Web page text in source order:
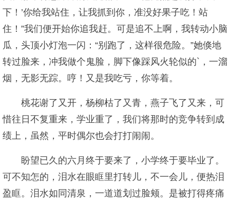
下！’你给我站住，让我抓到你，准没好果子吃！站
住！”我们便开始你追我赶。可是追不上啊，我转动小脑
瓜，头顶小灯泡一闪：“别跑了，这样很危险。”她倏地
转过脸来，冲我做个鬼脸，脚下像踩风火轮似的`，一溜
烟，无影无踪。哼！又是我吃亏，你等着。
桃花谢了又开，杨柳枯了又青，燕子飞了又来，可
惜往日不复重来，学业重了，我们将那时的竞争转到成
绩上，虽然，平时偶尔也会打打闹闹。
盼望已久的六月终于要来了，小学终于要毕业了。
可不知怎的，泪水在眼眶里打转儿，不一会儿，便热泪
盈眶。泪水如同清泉，一道道划过脸颊。是被打得疼痛